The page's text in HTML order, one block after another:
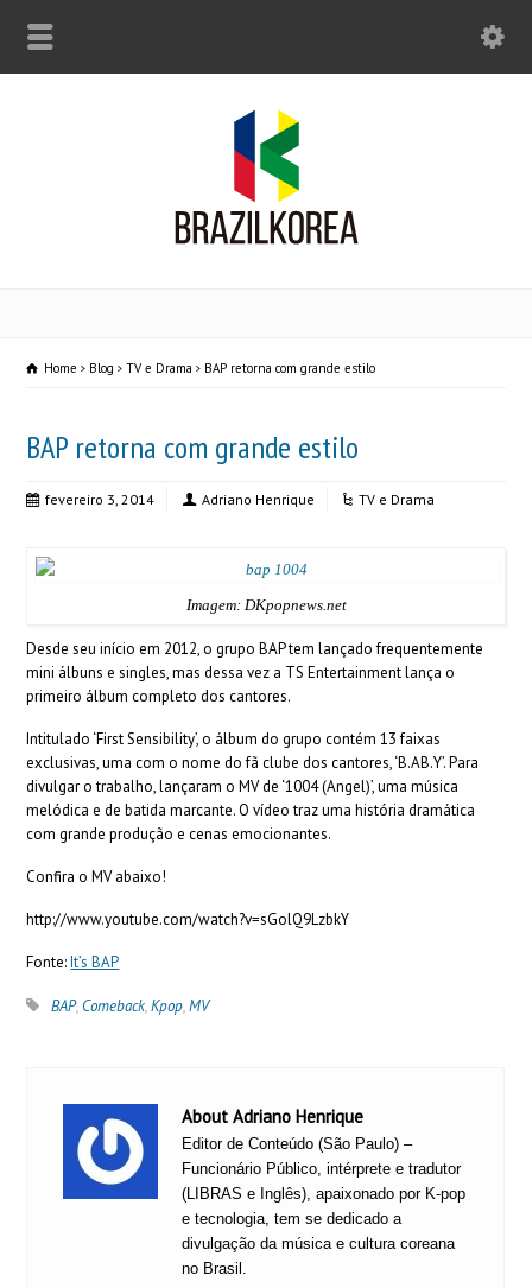
Home Blog TV e Drama BAP retorna com grande estilo
BAP retorna com grande estilo
fevereiro 3, 2014 Adriano Henrique TV e Drama
Imagem: DKpopnews.net
Desde seu início em 2012, o grupo BAP tem lançado frequentemente
mini álbuns e singles, mas dessa vez a TS Entertainment lança o
primeiro álbum completo dos cantores.
Intitulado ‘First Sensibility’, o álbum do grupo contém 13 faixas
exclusivas, uma com o nome do fã clube dos cantores, ‘B.AB.Y’. Para
divulgar o trabalho, lançaram o MV de ‘1004 (Angel)’, uma música
melódica e de batida marcante. O vídeo traz uma história dramática
com grande produção e cenas emocionantes.
Confira o MV abaixo!
http://www.youtube.com/watch?v=sGolQ9LzbkY
Fonte:It’s BAP
BAP, Comeback,Kpop,MV
About Adriano Henrique
Editor de Conteúdo (São Paulo) –
Funcionário Público, intérprete e tradutor
(LIBRAS e Inglês), apaixonado por K-pop
e tecnologia, tem se dedicado a
divulgação da música e cultura coreana
no Brasil.